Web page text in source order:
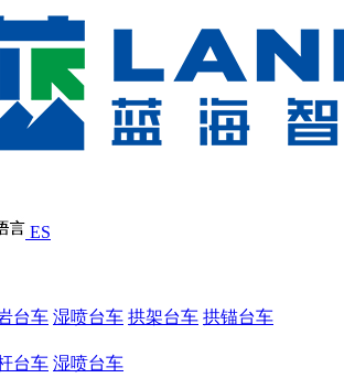
ES
台车 湿喷台车 拱架台车 拱锚台车
台车 湿喷台车